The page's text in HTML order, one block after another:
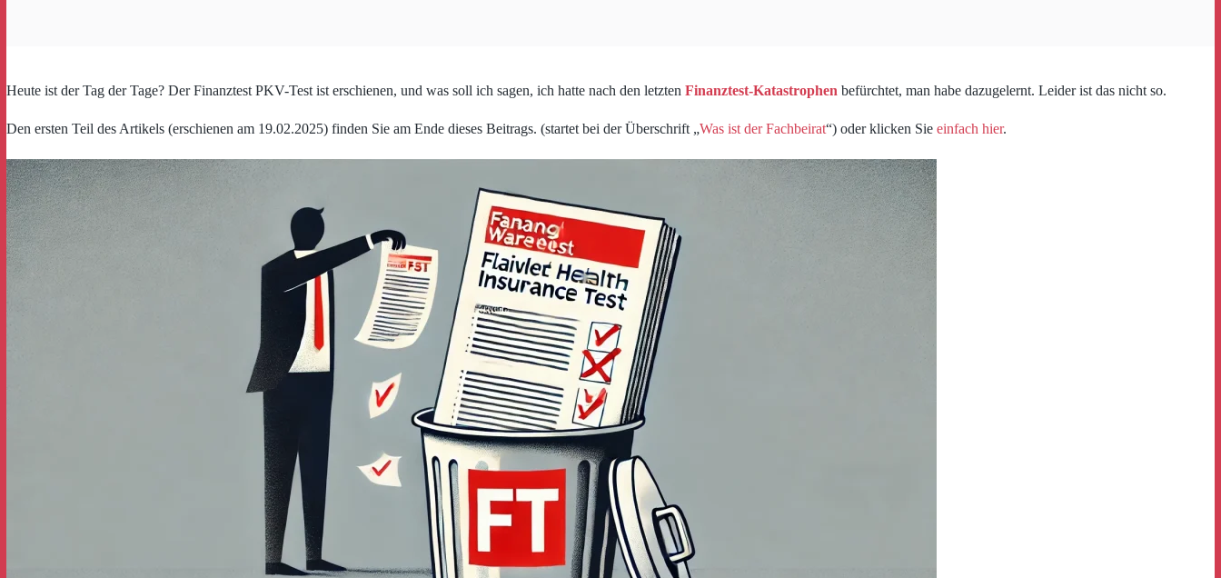
Heute ist der Tag der Tage? Der Finanztest PKV-Test ist erschienen, und was soll ich sagen, ich hatte nach den letzten Finanztest-Katastrophen befürchtet, man habe dazugelernt. Leider ist das nicht so.
Den ersten Teil des Artikels (erschienen am 19.02.2025) finden Sie am Ende dieses Beitrags. (startet bei der Überschrift „Was ist der Fachbeirat“) oder klicken Sie einfach hier.